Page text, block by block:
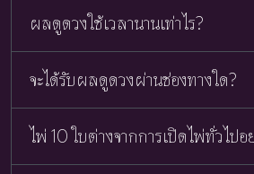
ผลดูดวงใช้เวลานานเท่าไร?
จะได้รับผลดูดวงผ่านช่องทางใด?
ไพ่ 10 ใบต่างจากการเปิดไพ่ทั่วไปอ